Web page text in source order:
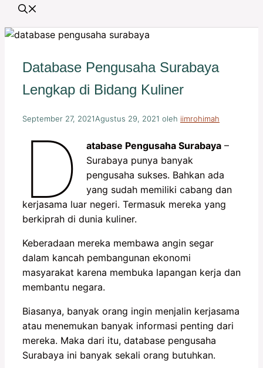
Database Pengusaha Surabaya
Lengkap di Bidang Kuliner
September 27, 2021Agustus 29, 2021 oleh iimrohimah
D atabase Pengusaha Surabaya –
Surabaya punya banyak
pengusaha sukses. Bahkan ada
yang sudah memiliki cabang dan
kerjasama luar negeri. Termasuk mereka yang
berkiprah di dunia kuliner.
Keberadaan mereka membawa angin segar
dalam kancah pembangunan ekonomi
masyarakat karena membuka lapangan kerja dan
membantu negara.
Biasanya, banyak orang ingin menjalin kerjasama
atau menemukan banyak informasi penting dari
mereka. Maka dari itu, database pengusaha
Surabaya ini banyak sekali orang butuhkan.